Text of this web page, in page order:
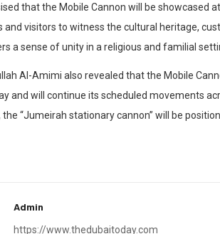
that the Mobile Cannon will be showcased
and visitors to witness the cultural heritage,
a sense of unity in a religious and familial
Al-Amimi also revealed that the Mobile
and will continue its scheduled movements
“Jumeirah stationary cannon” will be
Admin
https://www.thedubaitoday.com